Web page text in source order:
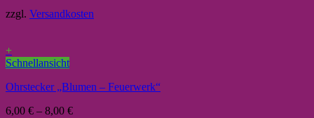
zzgl. Versandkosten
+
Schnellansicht
Ohrstecker „Blumen – Feuerwerk“
6,00 € – 8,00 €